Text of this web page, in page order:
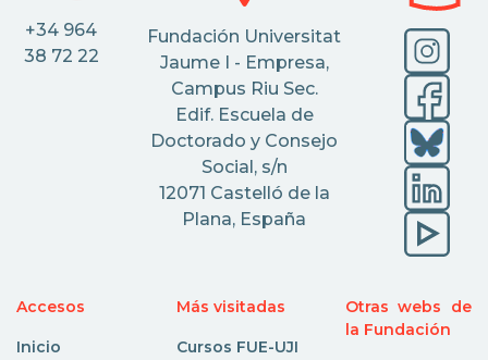
+34 964
38 72 22
Fundación Universitat
Jaume I - Empresa,
Campus Riu Sec.
Edif. Escuela de
Doctorado y Consejo
Social, s/n
12071 Castelló de la
Plana, España
Accesos
Inicio
Más visitadas
Cursos FUE-UJI
Otras webs de
la Fundación